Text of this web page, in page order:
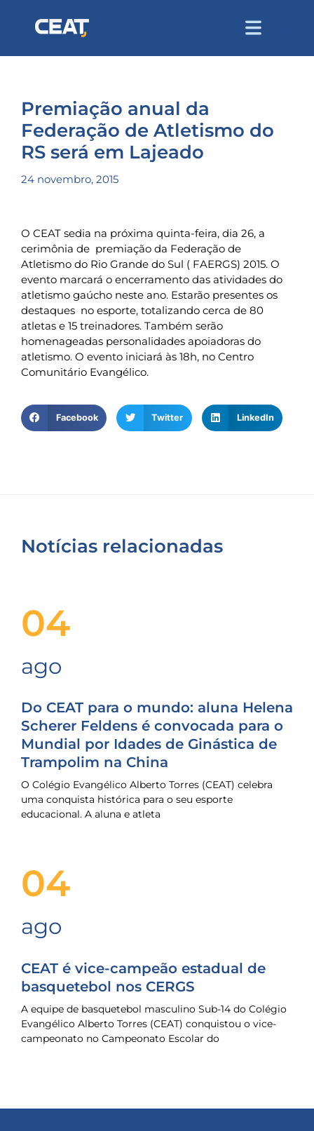
Premiação anual da
Federação de Atletismo do
RS será em Lajeado
24 novembro, 2015
O CEAT sedia na próxima quinta-feira, dia 26, a
cerimônia de premiação da Federação de
Atletismo do Rio Grande do Sul ( FAERGS) 2015. O
evento marcará o encerramento das atividades do
atletismo gaúcho neste ano. Estarão presentes os
destaques no esporte, totalizando cerca de 80
atletas e 15 treinadores. Também serão
homenageadas personalidades apoiadoras do
atletismo. O evento iniciará às 18h, no Centro
Comunitário Evangélico.
Facebook Twitter LinkedIn
Notícias relacionadas
04
ago
Do CEAT para o mundo: aluna Helena
Scherer Feldens é convocada para o
Mundial por Idades de Ginástica de
Trampolim na China
O Colégio Evangélico Alberto Torres (CEAT) celebra
uma conquista histórica para o seu esporte
educacional. A aluna e atleta
04
ago
CEAT é vice-campeão estadual de
basquetebol nos CERGS
A equipe de basquetebol masculino Sub-14 do Colégio
Evangélico Alberto Torres (CEAT) conquistou o vice-
campeonato no Campeonato Escolar do